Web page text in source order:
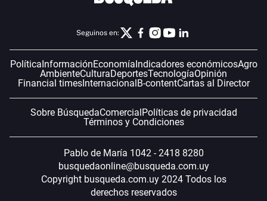
Seguinos en:
PolíticaInformaciónEconomíaIndicadores económicosAgro
AmbienteCulturaDeportesTecnologíaOpinión
Financial timesInternacionalB-contentCartas al Director
Sobre BúsquedaComercialPolíticas de privacidad
Términos y Condiciones
Pablo de María 1042 - 2418 8280
busquedaonline@busqueda.com.uy
Copyright busqueda.com.uy 2024 Todos los
derechos reservados